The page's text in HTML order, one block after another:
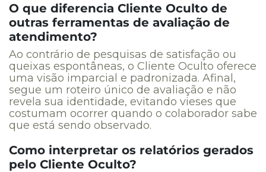
O que diferencia Cliente Oculto de
outras ferramentas de avaliação de
atendimento?
Ao contrário de pesquisas de satisfação ou
queixas espontâneas, o Cliente Oculto oferece
uma visão imparcial e padronizada. Afinal,
segue um roteiro único de avaliação e não
revela sua identidade, evitando vieses que
costumam ocorrer quando o colaborador sabe
que está sendo observado.
Como interpretar os relatórios gerados
pelo Cliente Oculto?